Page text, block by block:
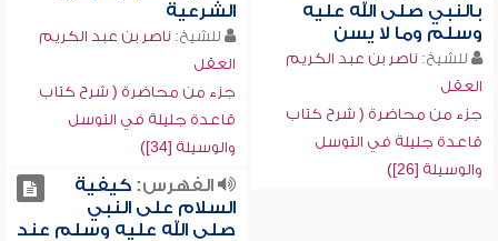
بالنبي صلى الله عليه
وسلم وما لا يسن
للشيخ: ناصر بن عبد الكريم
العقل
جزء من محاضرة ( شرح كتاب
قاعدة جليلة في التوسل
والوسيلة [26])
الشرعية
للشيخ: ناصر بن عبد الكريم
العقل
جزء من محاضرة ( شرح كتاب
قاعدة جليلة في التوسل
والوسيلة [34])
الفهرس:كيفية
السلام على النبي
صلى الله عليه وسلم عند